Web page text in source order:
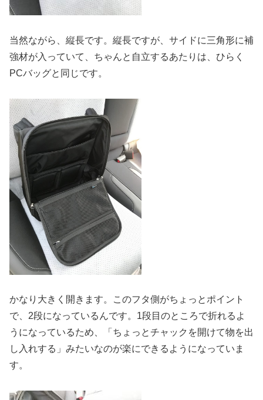
当然ながら、縦長です。縦長ですが、サイドに三角形に補
強材が入っていて、ちゃんと自立するあたりは、ひらく
PCバッグと同じです。
かなり大きく開きます。このフタ側がちょっとポイント
で、2段になっているんです。1段目のところで折れるよ
うになっているため、「ちょっとチャックを開けて物を出
し入れする」みたいなのが楽にできるようになっていま
す。